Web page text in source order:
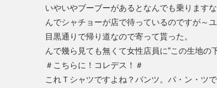
いやいやブーブーがあるとなんでも乗ります
んでシャチョーが店で待っているのですが～
目黒通りで帰り道なので寄って貰った。
んで幾ら見ても無くて女性店員に”この生地の
＃こちらに！コレデス！＃
これＴシャツですよね？パンツ。パ・ン・ツで